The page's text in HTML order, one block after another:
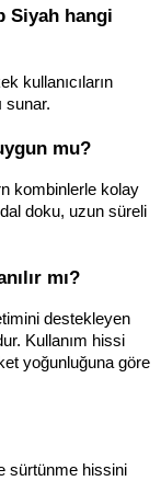
Siyah hangi
kullanıcıların
sunar.
mu?
kombinlerle kolay
doku, uzun süreli
mı?
destekleyen
Kullanım hissi
yoğunluğuna göre
sürtünme hissini